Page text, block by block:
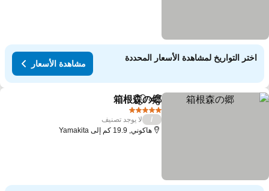
اختر التواريخ لمشاهدة الأسعار المحددة
مشاهدة الأسعار
مشاركةAdd to favorites
箱根森の郷
لا يوجد تصنيف
هاكوني, 19.9 كم إلى Yamakita